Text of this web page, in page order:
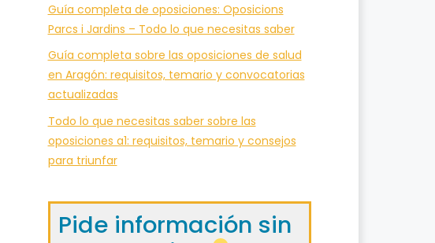
Guía completa de oposiciones: Oposicions
Parcs i Jardins – Todo lo que necesitas saber
Guía completa sobre las oposiciones de salud
en Aragón: requisitos, temario y convocatorias
actualizadas
Todo lo que necesitas saber sobre las
oposiciones a1: requisitos, temario y consejos
para triunfar
Pide información sin